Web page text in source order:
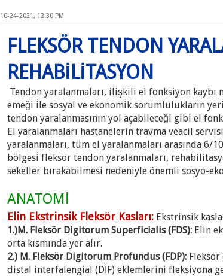
10-24-2021, 12:30 PM
FLEKSÖR TENDON
REHABİLİTASYON
Tendon yaralanmaları, ilişkili el fonksiyon kaybı
emeği ile sosyal ve ekonomik sorumlulukların
tendon yaralanmasının yol açabileceği gibi el
El yaralanmaları hastanelerin travma veacil
yaralanmaları, tüm el yaralanmaları arasında
bölgesi fleksör tendon yaralanmaları,
sekeller bırakabilmesi nedeniyle önemli sosyo-
ANATOMİ
Elin Ekstrinsik Fleksör Kasları:Ekstrinsik
1.)M. Fleksör Digitorum Superficialis (FDS):Elin
orta kısmında yer alır.
2.) M. Fleksör Digitorum Profundus (FDP):Fleksör
distal interfalengial (DİF) eklemlerini fleksiyona